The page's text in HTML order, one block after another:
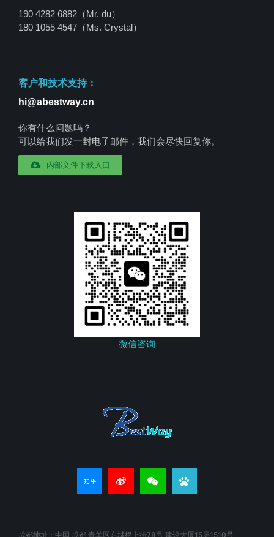
190 4282 6882（Mr. du）
180 1055 4547 （Ms. Crystal）
客户和技术支持：
hi@abestway.cn
你有什么问题吗？
可以给我们发一封电子邮件，我们会尽快回复你。
内部文件下载入口
微信咨询
成都地址：中国 成都 青羊区东城根上街78号 建设大厦15层1510号